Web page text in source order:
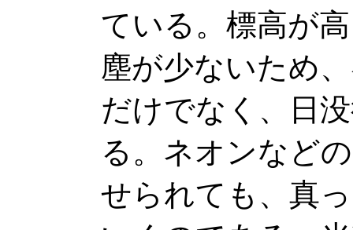
ている。標高が
塵が少ないため
だけでなく、日
る。ネオンなど
せられても、真